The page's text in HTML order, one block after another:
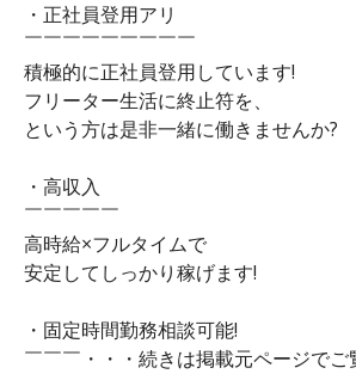
・正社員登用アリ
￣￣￣￣￣￣￣￣￣
積極的に正社員登用しています!
フリーター生活に終止符を、
という方は是非一緒に働きませんか?
・高収入
￣￣￣￣￣
高時給×フルタイムで
安定してしっかり稼げます!
・固定時間勤務相談可能!
￣￣￣・・・続きは掲載元ページでご